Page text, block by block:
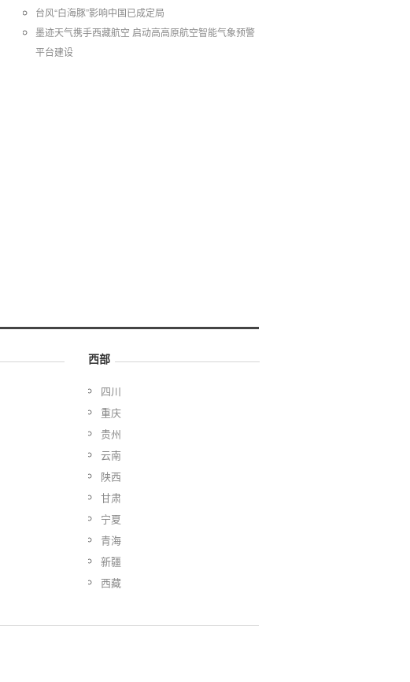
台风“白海豚”影响中国已成定局
墨迹天气携手西藏航空 启动高高原航空智能气象预警
平台建设
西部
四川
重庆
贵州
云南
陕西
甘肃
宁夏
青海
新疆
西藏